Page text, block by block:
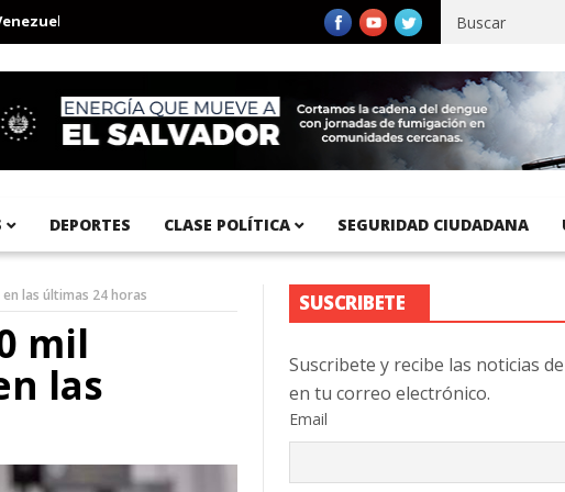
Aeropuerto Internacional del Pacífico registra 92 % de avance en
DEPORTES CLASE POLÍTICA SEGURIDAD CIUDADANA
las últimas 24 horas
mil
las
SUSCRIBETE
Suscribete y recibe las noticias
en tu correo electrónico.
Email